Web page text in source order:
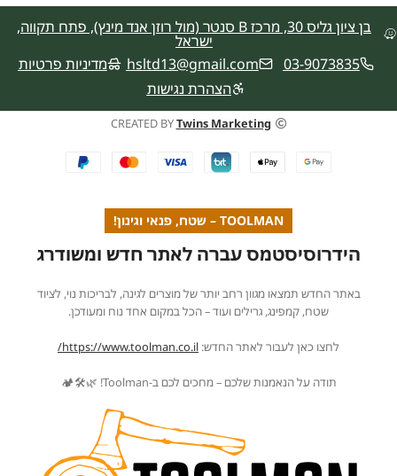
בן ציון גליס 30, מרכז B סנטר (מול רוזן אנד מינץ), פתח תקווה,
ישראל
03-9073835
hsltd13@gmail.com
מדיניות פרטיות
הצהרת נגישות
CREATED BYTwins Marketing
TOOLMAN – שטח, פנאי וגינון!
הידרוסיסטמס עברה לאתר חדש ומשודרג
באתר החדש תמצאו מגוון רחב יותר של מוצרים לגינה, לבריכות נוי, לציוד
שטח, קמפינג, גרילים ועוד – הכל במקום אחד נוח ומעודכן.
לחצו כאן לעבור לאתר החדש: https://www.toolman.co.il/
תודה על הנאמנות שלכם – מחכים לכם ב-Toolman! 🌿🛠️🏕️